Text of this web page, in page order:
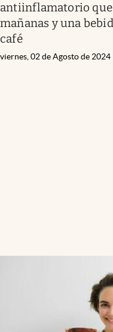
antiinflamatorio que
mañanas y una
café
viernes, 02 de Agosto de 2024